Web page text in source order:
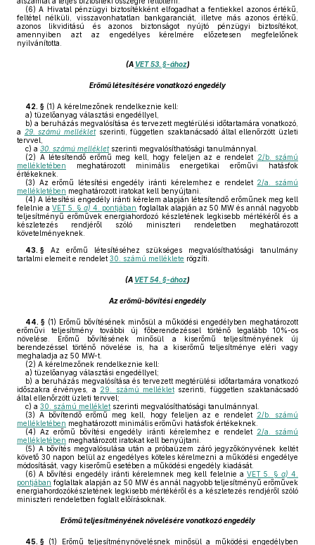
(6) A Hivatal pénzügyi biztosítékként elfogadhat a fentiekkel azonos értékű,
feltétel nélküli, visszavonhatatlan bankgaranciát, illetve más azonos értékű,
azonos likviditású és azonos biztonságot nyújtó pénzügyi biztosítékot,
amennyiben azt az engedélyes kérelmére előzetesen megfelelőnek
nyilvánította.
(A VET 53. §-ához)
Erőmű létesítésére vonatkozó engedély
42. § (1) A kérelmezőnek rendelkeznie kell:
a) tüzelőanyag választási engedéllyel,
b) a beruházás megvalósítása és tervezett megtérülési időtartamára vonatkozó,
a 29. számú mellékletszerinti, független szaktanácsadó által ellenőrzött üzleti
tervvel,
c) a 30. számú mellékletszerinti megvalósíthatósági tanulmánnyal.
(2) A létesítendő erőmű meg kell, hogy feleljen az e rendelet 2/b. számú
mellékletében meghatározott minimális energetikai erőművi hatásfok
értékeknek.
(3) Az erőmű létesítési engedély iránti kérelemhez e rendelet 2/a. számú
mellékletében meghatározott iratokat kell benyújtani.
(4) A létesítési engedély iránti kérelem alapján létesítendő erőműnek meg kell
felelnie aVET 5. §a) 4. pontjában foglaltak alapján az 50 MW és annál nagyobb
teljesítményű erőművek energiahordozó készletének legkisebb mértékéről és a
készletezés rendjéről szóló miniszteri rendeletben meghatározott
követelményeknek.
43. § Az erőmű létesítéséhez szükséges megvalósíthatósági tanulmány
tartalmi elemeit e rendelet 30. számú melléklete rögzíti.
(A VET 54. §-ához)
Az erőmű-bővítési engedély
44. § (1) Erőmű bővítésének minősül a működési engedélyben meghatározott
erőművi teljesítmény további új főberendezéssel történő legalább 10%-os
növelése. Erőmű bővítésének minősül a kiserőmű teljesítményének új
berendezéssel történő növelése is, ha a kiserőmű teljesítménye eléri vagy
meghaladja az 50 MW-t.
(2) A kérelmezőnek rendelkeznie kell:
a) tüzelőanyag választási engedéllyel;
b) a beruházás megvalósítása és tervezett megtérülési időtartamára vonatkozó
időszakra érvényes, a 29. számú mellékletszerinti, független szaktanácsadó
által ellenőrzött üzleti tervvel;
c) a 30. számú melléklet szerinti megvalósíthatósági tanulmánnyal.
(3) A bővítendő erőmű meg kell, hogy feleljen az e rendelet 2/b. számú
mellékletében meghatározott minimális erőművi hatásfok értékeknek.
(4) Az erőmű bővítési engedély iránti kérelemhez e rendelet 2/a. számú
mellékletében meghatározott iratokat kell benyújtani.
(5) A bővítés megvalósulása után a próbaüzem záró jegyzőkönyvének keltét
követő 30 napon belül az engedélyes köteles kérelmezni a működési engedélye
módosítását, vagy kiserőmű esetében a működési engedély kiadását.
(6) A bővítési engedély iránti kérelemnek meg kell felelnie aVET 5. § a) 4.
pontjában foglaltak alapján az 50 MW és annál nagyobb teljesítményű erőművek
energiahordozókészletének legkisebb mértékéről és a készletezés rendjéről szóló
miniszteri rendeletben foglalt előírásoknak.
Erőmű teljesítményének növelésére vonatkozó engedély
45. § (1)
Erőmű teljesítménynövelésnek minősül a működési engedélyben